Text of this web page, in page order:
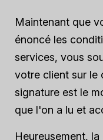
Maintenant que
énoncé les
services, vous
votre client sur le
signature est le
que l'on a lu et
Heureusement,